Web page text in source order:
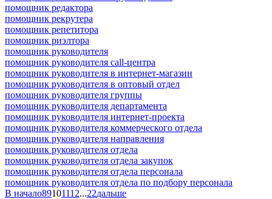
помощник редактора
помощник рекрутера
помощник репетитора
помощник риэлтора
помощник руководителя
помощник руководителя call-центра
помощник руководителя в интернет-магазин
помощник руководителя в оптовый отдел
помощник руководителя группы
помощник руководителя департамента
помощник руководителя интернет-проекта
помощник руководителя коммерческого отдела
помощник руководителя направления
помощник руководителя отдела
помощник руководителя отдела закупок
помощник руководителя отдела персонала
помощник руководителя отдела по подбору персонала
В начало89101112...22дальше